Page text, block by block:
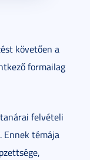
követően a
formailag
felvételi
Ennek témája